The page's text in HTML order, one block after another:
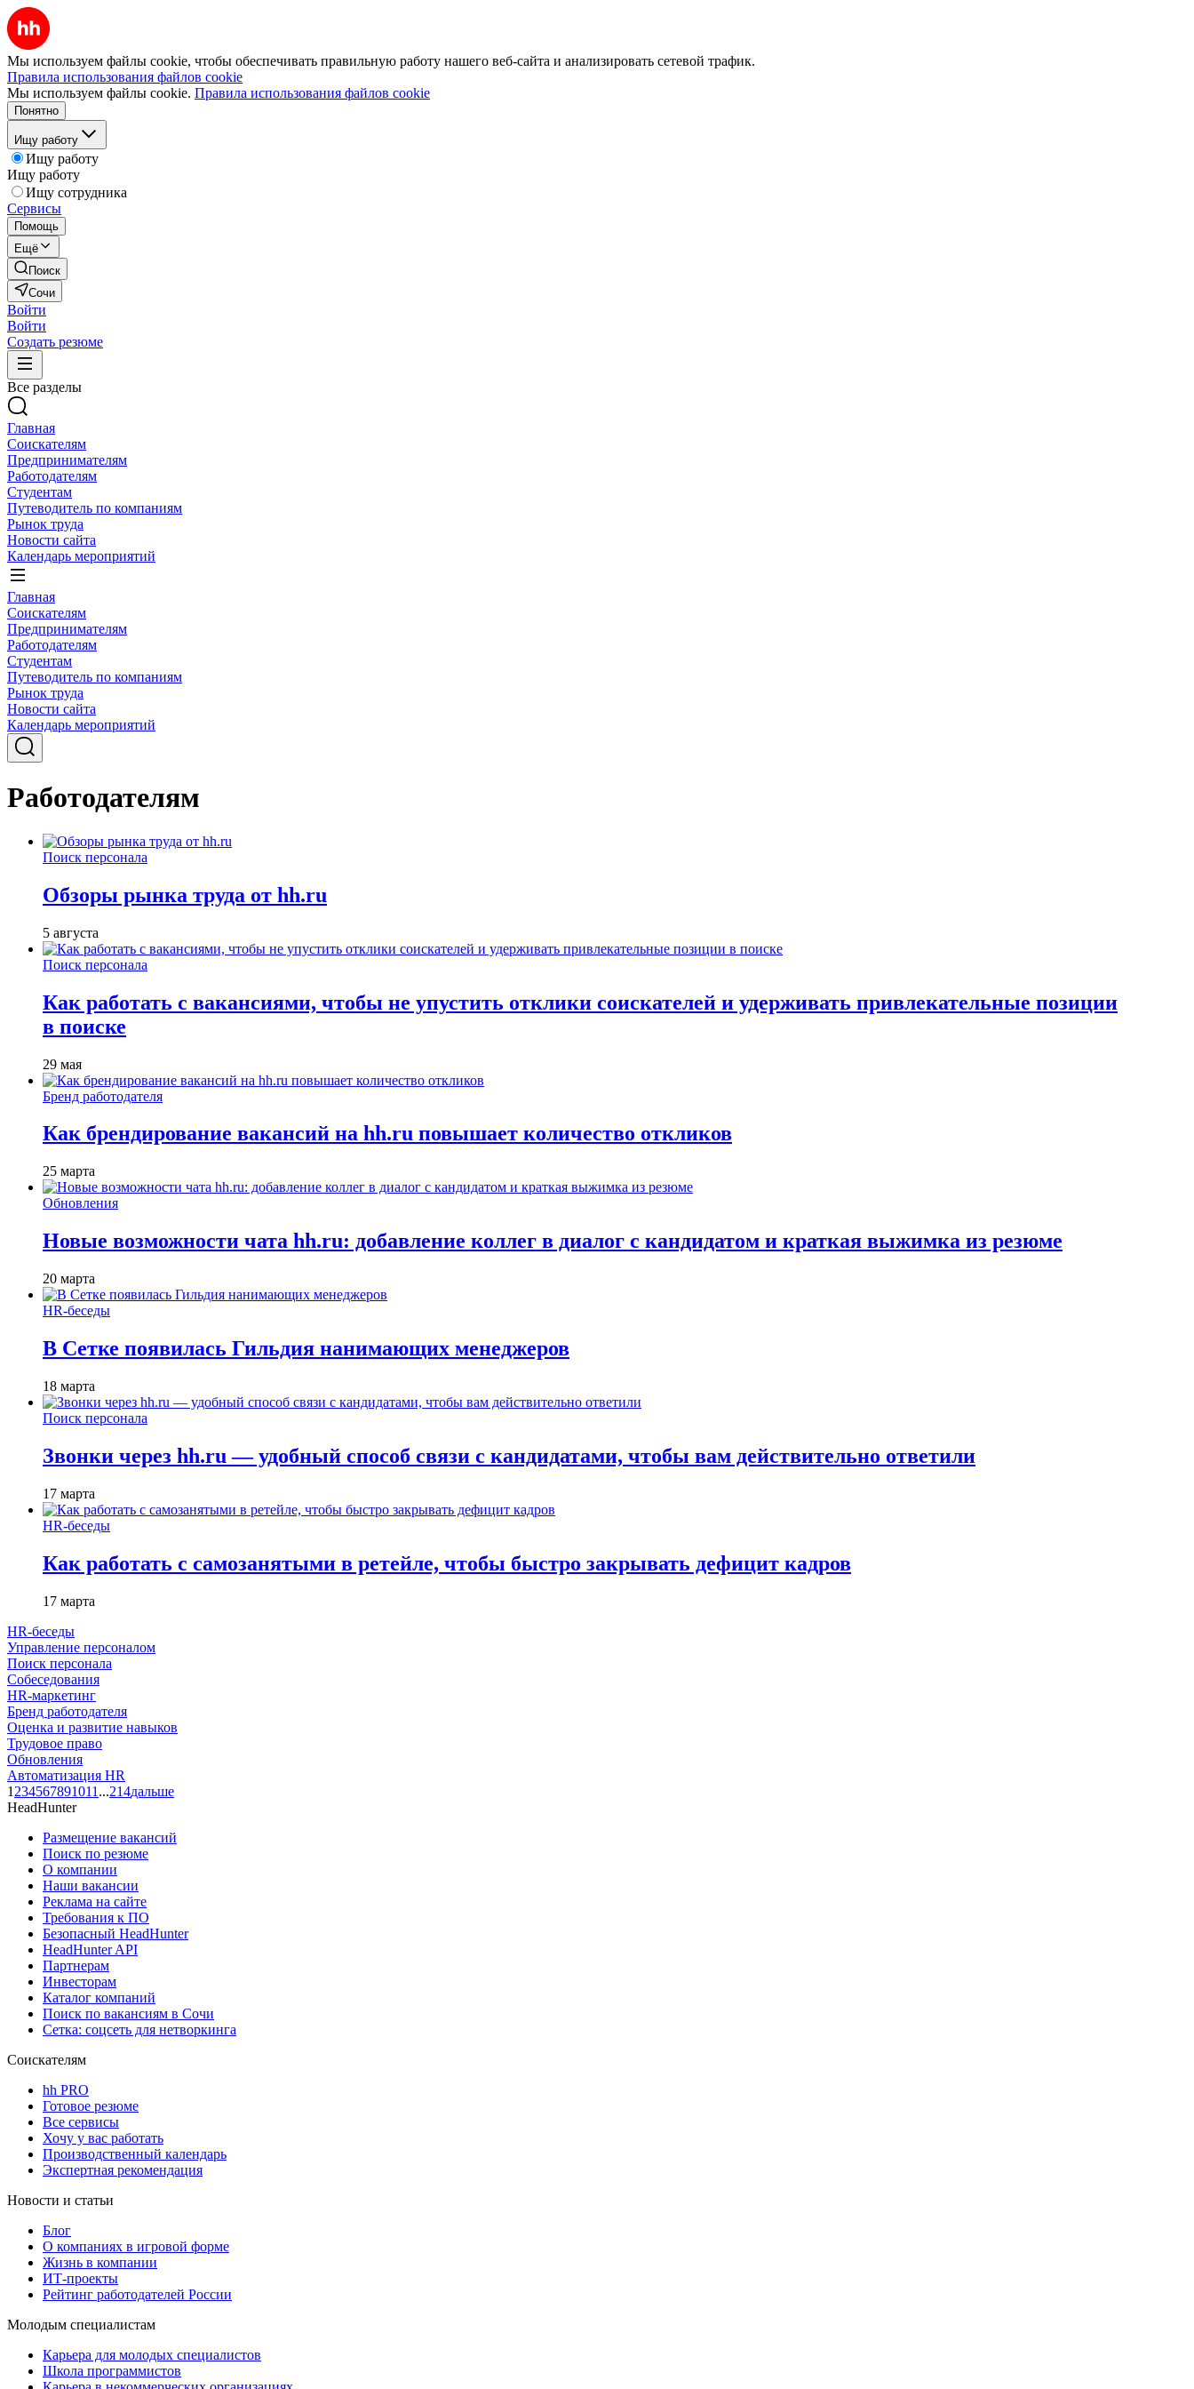
Мы используем файлы cookie, чтобы обеспечивать правильную работу нашего веб-сайта и анализировать сетевой трафик.
Правила использования файлов cookie
Мы используем файлы cookie. Правила использования файлов cookie
Понятно
Ищу работу
Ищу работу
Ищу работу
Ищу сотрудника
Сервисы
Помощь
Ещё
Поиск
Сочи
Войти
Войти
Создать резюме
Все разделы
Главная
Соискателям
Предпринимателям
Работодателям
Студентам
Путеводитель по компаниям
Рынок труда
Новости сайта
Календарь мероприятий
Главная
Соискателям
Предпринимателям
Работодателям
Студентам
Путеводитель по компаниям
Рынок труда
Новости сайта
Календарь мероприятий
Работодателям
Поиск персонала
Обзоры рынка труда от hh.ru
5 августа
Поиск персонала
Как работать с вакансиями, чтобы не упустить отклики соискателей и удерживать привлекательные позиции
в поиске
29 мая
Бренд работодателя
Как брендирование вакансий на hh.ru повышает количество откликов
25 марта
Обновления
Новые возможности чата hh.ru: добавление коллег в диалог с кандидатом и краткая выжимка из резюме
20 марта
HR-беседы
В Сетке появилась Гильдия нанимающих менеджеров
18 марта
Поиск персонала
Звонки через hh.ru — удобный способ связи с кандидатами, чтобы вам действительно ответили
17 марта
HR-беседы
Как работать с самозанятыми в ретейле, чтобы быстро закрывать дефицит кадров
17 марта
HR-беседы
Управление персоналом
Поиск персонала
Собеседования
HR-маркетинг
Бренд работодателя
Оценка и развитие навыков
Трудовое право
Обновления
Автоматизация HR
1 234567891011 ...214дальше
HeadHunter
Размещение вакансий
Поиск по резюме
О компании
Наши вакансии
Реклама на сайте
Требования к ПО
Безопасный HeadHunter
HeadHunter API
Партнерам
Инвесторам
Каталог компаний
Поиск по вакансиям в Сочи
Сетка: соцсеть для нетворкинга
Соискателям
hh PRO
Готовое резюме
Все сервисы
Хочу у вас работать
Производственный календарь
Экспертная рекомендация
Новости и статьи
Блог
О компаниях в игровой форме
Жизнь в компании
ИТ-проекты
Рейтинг работодателей России
Молодым специалистам
Карьера для молодых специалистов
Школа программистов